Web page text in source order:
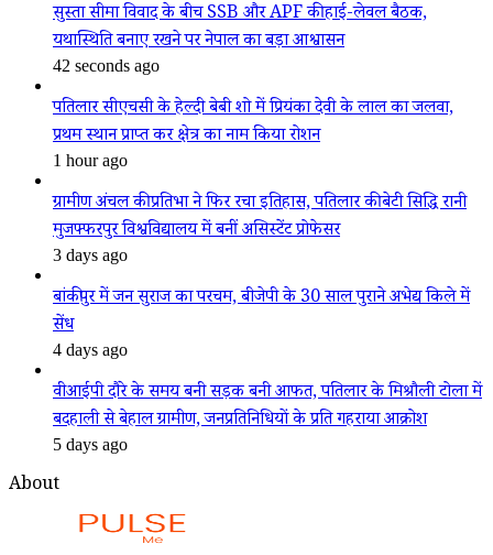
सुस्ता सीमा विवाद के बीच SSB और APF की हाई-लेवल बैठक,
यथास्थिति बनाए रखने पर नेपाल का बड़ा आश्वासन
42 seconds ago
पतिलार सीएचसी के हेल्दी बेबी शो में प्रियंका देवी के लाल का जलवा,
प्रथम स्थान प्राप्त कर क्षेत्र का नाम किया रोशन
1 hour ago
ग्रामीण अंचल की प्रतिभा ने फिर रचा इतिहास, पतिलार की बेटी सिद्धि रानी
मुजफ्फरपुर विश्वविद्यालय में बनीं असिस्टेंट प्रोफेसर
3 days ago
बांकीपुर में जन सुराज का परचम, बीजेपी के 30 साल पुराने अभेद्य किले में
सेंध
4 days ago
वीआईपी दौरे के समय बनी सड़क बनी आफत, पतिलार के मिश्रौली टोला में
बदहाली से बेहाल ग्रामीण, जनप्रतिनिधियों के प्रति गहराया आक्रोश
5 days ago
About